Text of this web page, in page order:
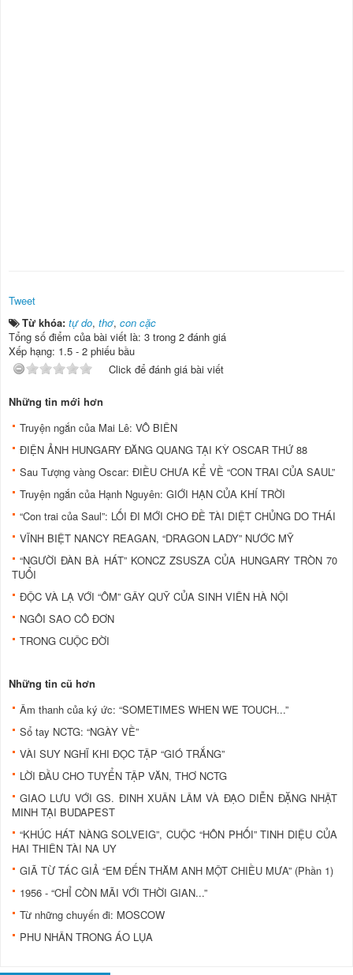
Tweet
Từ khóa: tự do, thơ, con cặc
Tổng số điểm của bài viết là: 3 trong 2 đánh giá
Xếp hạng: 1.5 - 2 phiếu bầu
Click để đánh giá bài viết
Những tin mới hơn
Truyện ngắn của Mai Lê: VÔ BIÊN
ĐIỆN ẢNH HUNGARY ĐĂNG QUANG TẠI KỲ OSCAR THỨ 88
Sau Tượng vàng Oscar: ĐIỀU CHƯA KỂ VỀ “CON TRAI CỦA SAUL”
Truyện ngắn của Hạnh Nguyên: GIỚI HẠN CỦA KHÍ TRỜI
“Con trai của Saul”: LỐI ĐI MỚI CHO ĐỀ TÀI DIỆT CHỦNG DO THÁI
VĨNH BIỆT NANCY REAGAN, “DRAGON LADY” NƯỚC MỸ
“NGƯỜI ĐÀN BÀ HÁT” KONCZ ZSUSZA CỦA HUNGARY TRÒN 70
TUỔI
ĐỘC VÀ LẠ VỚI “ÔM” GÂY QUỸ CỦA SINH VIÊN HÀ NỘI
NGÔI SAO CÔ ĐƠN
TRONG CUỘC ĐỜI
Những tin cũ hơn
Âm thanh của ký ức: “SOMETIMES WHEN WE TOUCH...”
Sổ tay NCTG: “NGÀY VỀ”
VÀI SUY NGHĨ KHI ĐỌC TẬP “GIÓ TRẮNG”
LỜI ĐẦU CHO TUYỂN TẬP VĂN, THƠ NCTG
GIAO LƯU VỚI GS. ĐINH XUÂN LÂM VÀ ĐẠO DIỄN ĐẶNG NHẬT
MINH TẠI BUDAPEST
“KHÚC HÁT NÀNG SOLVEIG”, CUỘC “HÔN PHỐI” TINH DIỆU CỦA
HAI THIÊN TÀI NA UY
GIÃ TỪ TÁC GIẢ “EM ĐẾN THĂM ANH MỘT CHIỀU MƯA” (Phần 1)
1956 - “CHỈ CÒN MÃI VỚI THỜI GIAN...”
Từ những chuyến đi: MOSCOW
PHU NHÂN TRONG ÁO LỤA